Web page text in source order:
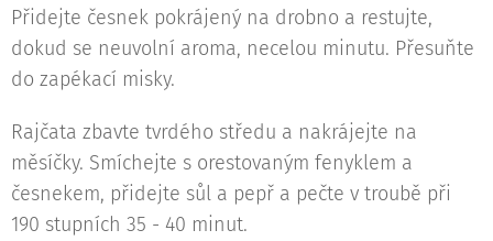
Přidejte česnek pokrájený na drobno a restujte,
dokud se neuvolní aroma, necelou minutu. Přesuňte
do zapékací misky.
Rajčata zbavte tvrdého středu a nakrájejte na
měsíčky. Smíchejte s orestovaným fenyklem a
česnekem, přidejte sůl a pepř a pečte v troubě při
190 stupních 35 - 40 minut.